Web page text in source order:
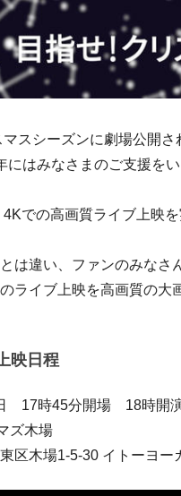
スシーズンに劇場公開
にはみなさまのご支援を
での高画質ライブ上映
は違い、ファンのみなさ
ライブ上映を高画質の大
映日程
17時45分開場 18時開
ズ木場
場1-5-30 イトーヨー